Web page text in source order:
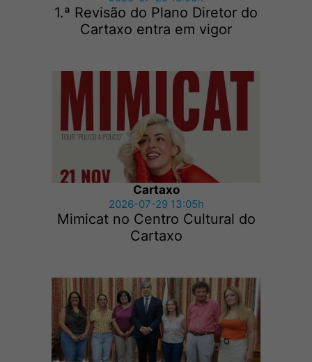
1.ª Revisão do Plano Diretor do
Cartaxo entra em vigor
Cartaxo
2026-07-29 13:05h
Mimicat no Centro Cultural do
Cartaxo